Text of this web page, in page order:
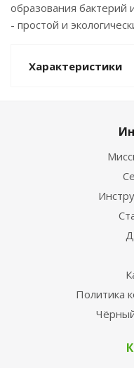
образования бактерий
- простой и
Характеристики
Политика